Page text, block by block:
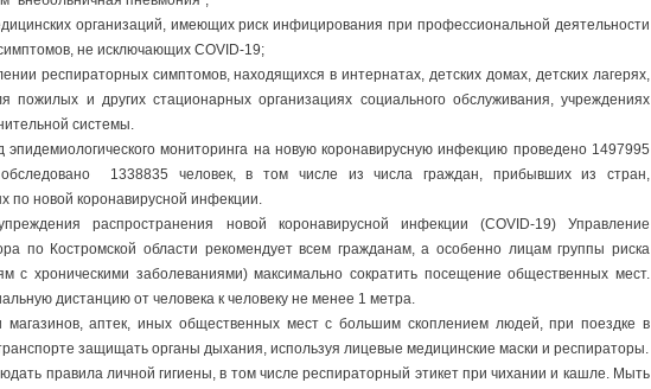
организаций, имеющих риск инфицирования при профессиональной деятельности
не исключающих COVID-19;
респираторных симптомов, находящихся в интернатах, детских домах, детских лагерях,
пожилых и других стационарных организациях социального обслуживания, учреждениях
системы.
эпидемиологического мониторинга на новую коронавирусную инфекцию проведено 1497995
обследовано 1338835 человек, в том числе из числа граждан, прибывших из стран,
по новой коронавирусной инфекции.
распространения новой коронавирусной инфекции (COVID-19) Управление
по Костромской области рекомендует всем гражданам, а особенно лицам группы риска
с хроническими заболеваниями) максимально сократить посещение общественных мест.
дистанцию от человека к человеку не менее 1 метра.
магазинов, аптек, иных общественных мест с большим скоплением людей, при поездке в
защищать органы дыхания, используя лицевые медицинские маски и респираторы.
правила личной гигиены, в том числе респираторный этикет при чихании и кашле. Мыть